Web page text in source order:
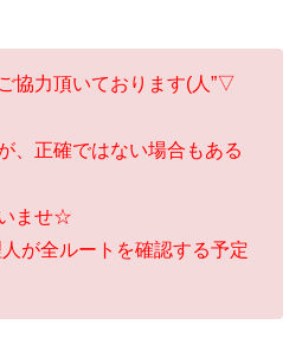
協力頂いております(人”▽
、正確ではない場合もある
ませ☆
が全ルートを確認する予定